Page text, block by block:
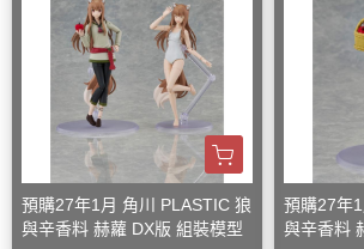
預購27年1月 角川 PLASTIC 狼
與辛香料 赫蘿 DX版 組裝模型
預購27年
與辛香料